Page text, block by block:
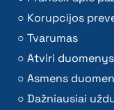
Korupcijos
Tvarumas
Atviri duomenys
Asmens
Dažniausiai